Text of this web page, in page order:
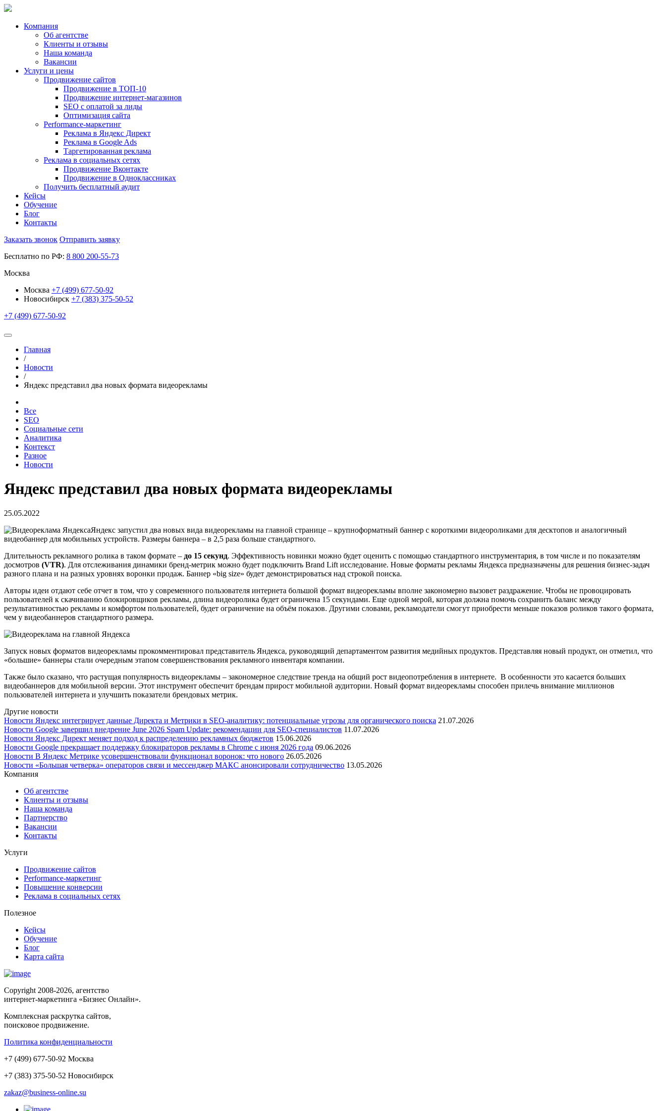
Компания
Об агентстве
Клиенты и отзывы
Наша команда
Вакансии
Услуги и цены
Продвижение сайтов
Продвижение в ТОП-10
Продвижение интернет-магазинов
SEO с оплатой за лиды
Оптимизация сайта
Performance-маркетинг
Реклама в Яндекс Директ
Реклама в Google Ads
Таргетированная реклама
Реклама в социальных сетях
Продвижение Вконтакте
Продвижение в Одноклассниках
Получить бесплатный аудит
Кейсы
Обучение
Блог
Контакты
Заказать звонок Отправить заявку
Бесплатно по РФ: 8 800 200-55-73
Москва
Москва +7 (499) 677-50-92
Новосибирск +7 (383) 375-50-52
+7 (499) 677-50-92
Главная
/
Новости
/
Яндекс представил два новых формата видеорекламы
Все
SEO
Социальные сети
Аналитика
Контекст
Разное
Новости
Яндекс представил два новых формата видеорекламы
25.05.2022
Яндекс запустил два новых вида видеорекламы на главной странице – крупноформатный баннер с короткими видеороликами для десктопов и аналогичный
видеобаннер для мобильных устройств. Размеры баннера – в 2,5 раза больше стандартного.
Длительность рекламного ролика в таком формате – до 15 секунд. Эффективность новинки можно будет оценить с помощью стандартного инструментария, в том числе и по показателям
досмотров (VTR). Для отслеживания динамики бренд-метрик можно будет подключить Brand Lift исследование. Новые форматы рекламы Яндекса предназначены для решения бизнес-задач
разного плана и на разных уровнях воронки продаж. Баннер «big size» будет демонстрироваться над строкой поиска.
Авторы идеи отдают себе отчет в том, что у современного пользователя интернета большой формат видеорекламы вполне закономерно вызовет раздражение. Чтобы не провоцировать
пользователей к скачиванию блокировщиков рекламы, длина видеоролика будет ограничена 15 секундами. Еще одной мерой, которая должна помочь сохранить баланс между
результативностью рекламы и комфортом пользователей, будет ограничение на объём показов. Другими словами, рекламодатели смогут приобрести меньше показов роликов такого формата,
чем у видеобаннеров стандартного размера.
Запуск новых форматов видеорекламы прокомментировал представитель Яндекса, руководящий департаментом развития медийных продуктов. Представляя новый продукт, он отметил, что
«большие» баннеры стали очередным этапом совершенствования рекламного инвентаря компании.
Также было сказано, что растущая популярность видеорекламы – закономерное следствие тренда на общий рост видеопотребления в интернете. В особенности это касается больших
видеобаннеров для мобильной версии. Этот инструмент обеспечит брендам прирост мобильной аудитории. Новый формат видеорекламы способен прилечь внимание миллионов
пользователей интернета и улучшить показатели брендовых метрик.
Другие новости
Новости Яндекс интегрирует данные Директа и Метрики в SEO-аналитику: потенциальные угрозы для органического поиска 21.07.2026
Новости Google завершил внедрение June 2026 Spam Update: рекомендации для SEO-специалистов 11.07.2026
Новости Яндекс Директ меняет подход к распределению рекламных бюджетов 15.06.2026
Новости Google прекращает поддержку блокираторов рекламы в Chrome с июня 2026 года 09.06.2026
Новости В Яндекс Метрике усовершенствовали функционал воронок: что нового 26.05.2026
Новости «Большая четверка» операторов связи и мессенджер МАКС анонсировали сотрудничество 13.05.2026
Компания
Об агентстве
Клиенты и отзывы
Наша команда
Партнерство
Вакансии
Контакты
Услуги
Продвижение сайтов
Performance-маркетинг
Повышение конверсии
Реклама в социальных сетях
Полезное
Кейсы
Обучение
Блог
Карта сайта
Copyright 2008-2026, агентство
интернет-маркетинга «Бизнес Онлайн».
Комплексная раскрутка сайтов,
поисковое продвижение.
Политика конфиденциальности
+7 (499) 677-50-92 Москва
+7 (383) 375-50-52 Новосибирск
zakaz@business-online.su